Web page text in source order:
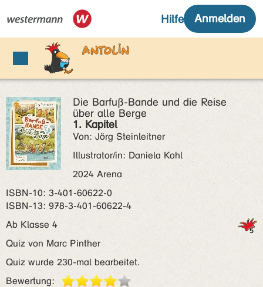
Die Barfuß-Bande und die Reise
über alle Berge
1. Kapitel
Von: Jörg Steinleitner
Illustrator/in: Daniela Kohl
2024 Arena
ISBN‑10: 3-401-60622-0
ISBN‑13: 978-3-401-60622-4
Ab Klasse 4
Quiz von Marc Pinther
Quiz wurde 230-mal bearbeitet.
Bewertung: